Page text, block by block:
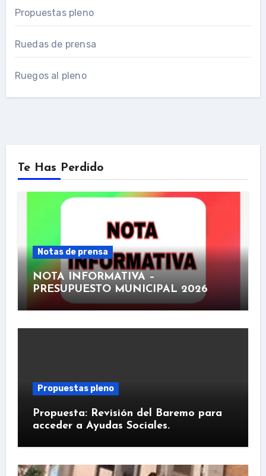
Propuestas pleno
Ruedas de prensa
Ruegos al pleno
Te Has Perdido
Notas de prensa
NOTA INFORMATIVA –
PRESUPUESTO MUNICIPAL 2026
Propuestas pleno
Propuesta: Revisión del Baremo para
acceder a Ayudas Sociales.